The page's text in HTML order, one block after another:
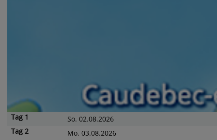
Tag 1 So. 02.08.2026
Tag 2 Mo. 03.08.2026